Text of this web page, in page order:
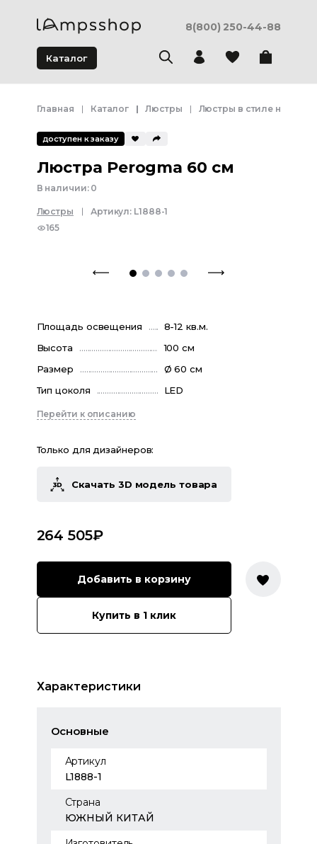
8(800) 250-44-88
Каталог
Главная Каталог Люстры Люстры в стиле
доступен к заказу
Люстра Perogma 60 см
В наличии: 0
Люстры Артикул: L1888-1
165
Площадь освещения
8-12 кв.м.
Высота
100 см
Размер
Ø 60 см
Тип цоколя
LED
Перейти к описанию
Только для дизайнеров:
Скачать 3D модель товара
264 505₽
Добавить в корзину
Купить в 1 клик
Характеристики
Основные
Артикул
L1888-1
Страна
ЮЖНЫЙ КИТАЙ